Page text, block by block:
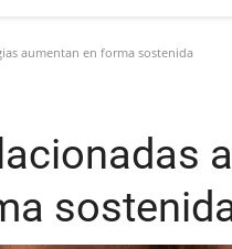
aumentan en forma sostenida